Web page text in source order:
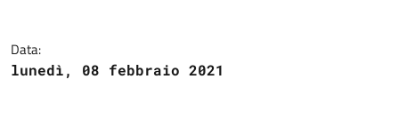
Data:
lunedì, 08 febbraio 2021